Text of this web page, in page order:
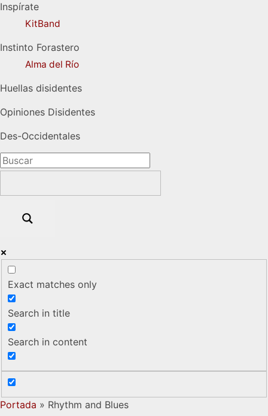
Inspírate
KitBand
Instinto Forastero
Alma del Río
Huellas disidentes
Opiniones Disidentes
Des-Occidentales
Exact matches only
Search in title
Search in content
Portada » Rhythm and Blues